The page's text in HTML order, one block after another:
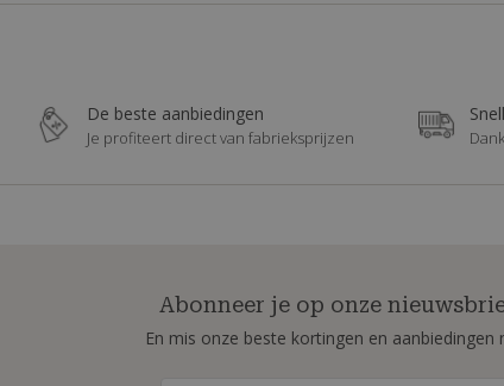
De beste aanbiedingen
Je profiteert direct van fabrieksprijzen
Abonneer je op onze
En mis onze beste kortingen en aanbiedingen